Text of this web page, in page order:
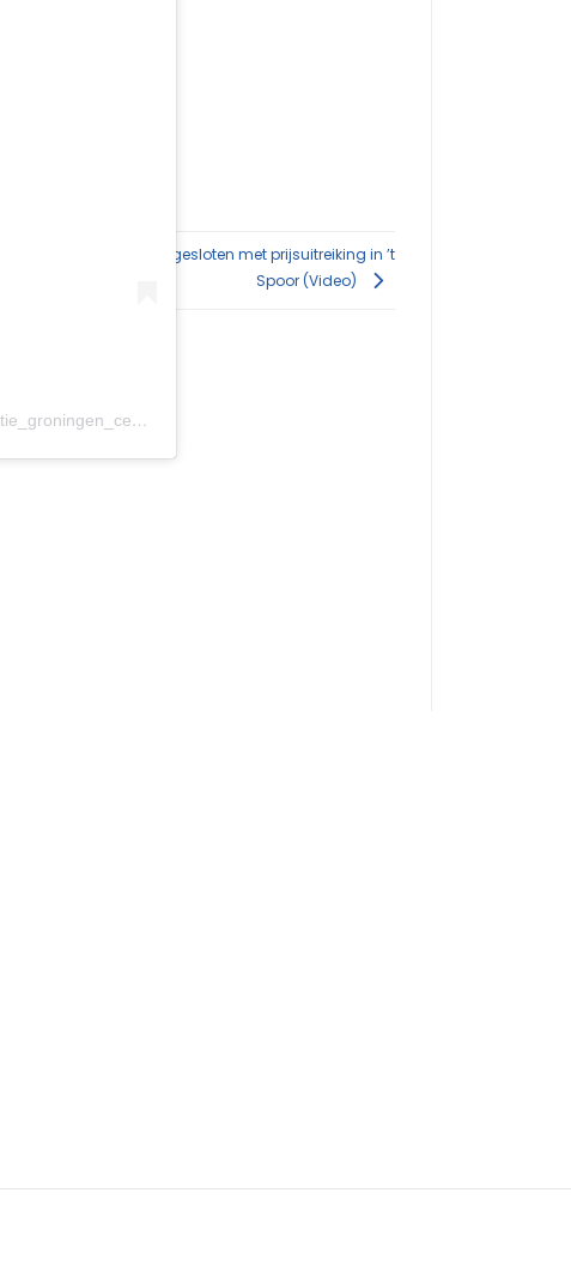
Een bericht gedeeld door Politie Groningen Centrum (@politie_groningen_centrum)
Jeugdveiligheidsdag afgesloten met prijsuitreiking in ’t
Spoor (Video)